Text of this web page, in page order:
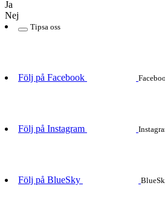
Ja
Nej
Tipsa oss
Följ på Facebook
Följ på Instagram
Följ på BlueSky